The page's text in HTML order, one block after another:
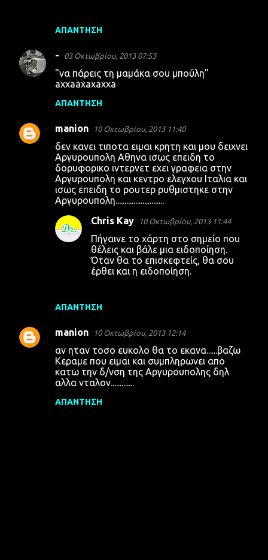
ΑΠΆΝΤΗΣΗ
- 03 Οκτωβρίου, 2013 07:53
"να πάρεις τη μαμάκα σου μπούλη"
axxaaxaxaxxa
ΑΠΆΝΤΗΣΗ
manion 10 Οκτωβρίου, 2013 11:40
δεν κανει τιποτα ειμαι κρητη και μου δειχνει
Αργυρουπολη Αθηνα ισως επειδη το
δορυφορικο ιντερνετ εχει γραφεια στην
Αργυρουπολη και κεντρο ελεγχου Ιταλια και
ισως επειδη το ρουτερ ρυθμιστηκε στην
Αργυρουπολη...........................
ΑΠΆΝΤΗΣΗ
Chris Kay 10 Οκτωβρίου, 2013 11:44
Πήγαινε το χάρτη στο σημείο που
θέλεις και βάλε μια ειδοποίηση.
Όταν θα το επισκεφτείς, θα σου
έρθει και η ειδοποίηση.
manion 10 Οκτωβρίου, 2013 12:14
αν ηταν τοσο ευκολο θα το εκανα......βαζω
Κεραμε που ειμαι και συμπληρωνει απο
κατω την δ/νση της Αργυρουπολης δηλ
αλλα νταλον.............
ΑΠΆΝΤΗΣΗ